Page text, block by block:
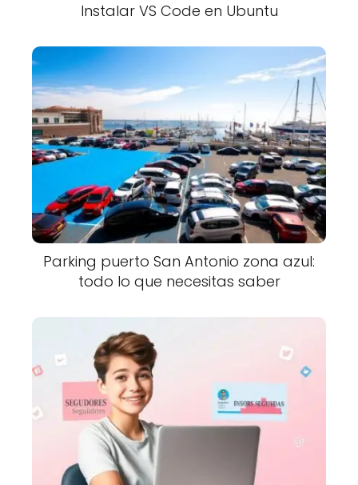
Instalar VS Code en Ubuntu
Parking puerto San Antonio zona azul:
todo lo que necesitas saber